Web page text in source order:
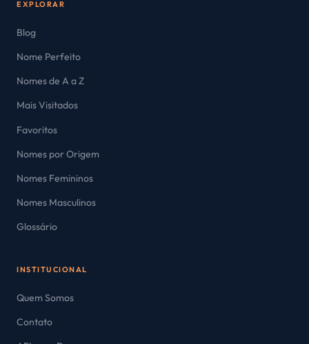
EXPLORAR
Blog
Nome Perfeito
Nomes de A a Z
Mais Visitados
Favoritos
Nomes por Origem
Nomes Femininos
Nomes Masculinos
Glossário
INSTITUCIONAL
Quem Somos
Contato